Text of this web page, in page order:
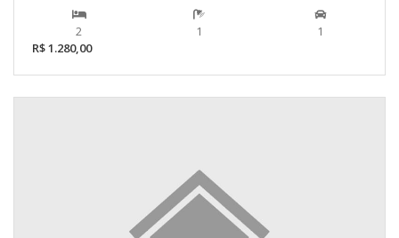
2 1
1
R$ 1.280,00